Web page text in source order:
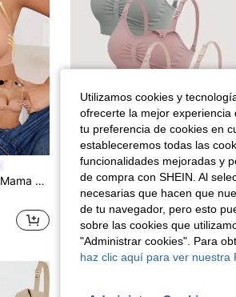
costuras, estilo de gelatina
Almacén UE BloomMama Sujetadores de lactancia fruncidos para maternidad, paquete de 3 para madres
#4 Más vendidos
en Estiramiento medio Sujetadores de maternidad
(1000+)
#4 Más vendidos
en Estiramiento medio Sujetadores de maternidad
(1000+)
#4 Más vendidos
en Estiramiento medio Sujetadores de maternidad
(1000+)
#4 Más vendidos
en Estiramiento medio Sujetadores de maternidad
(1000+)
16,20€
Utilizamos cookies y
ofrecerte la mejor
tu preferencia de cookies en
estableceremos todas las
funcionalidades mejoradas y
de compra con SHEIN. Al
necesarias que hacen que
de tu navegador, pero esto
sobre las cookies que
"Administrar cookies". Para
haz clic aquí para ver nuestra